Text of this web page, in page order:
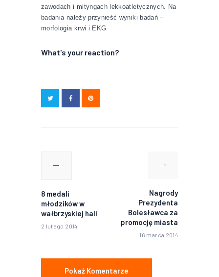
zawodach i mityngach lekkoatletycznych. Na
badania należy przynieść wyniki badań –
morfologia krwi i EKG
What's your reaction?
8 medali
młodzików w
wałbrzyskiej hali
2 lutego 2014
Nagrody
Prezydenta
Bolesławca za
promocję miasta
16 marca 2014
Pokaż Komentarze